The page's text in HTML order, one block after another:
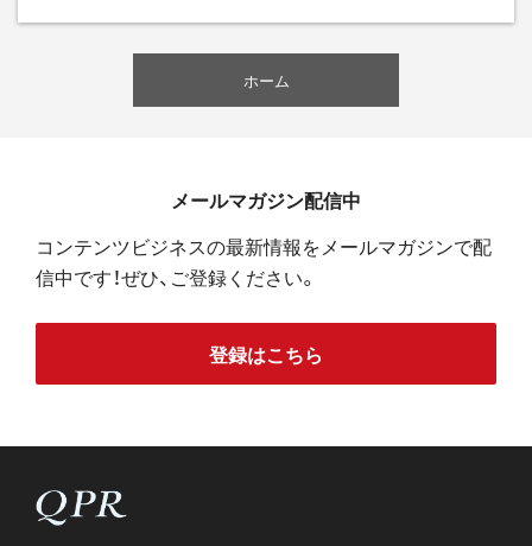
ホーム
メールマガジン配信中
コンテンツビジネスの最新情報をメールマガジンで配
信中です！ぜひ、ご登録ください。
登録はこちら